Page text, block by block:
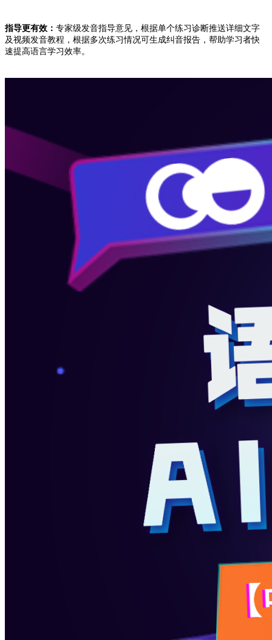
指导更有效： 专家级发音指导意见，根据单个练习诊断推送详细文字
及视频发音教程，根据多次练习情况可生成纠音报告，帮助学习者快
速提高语言学习效率。